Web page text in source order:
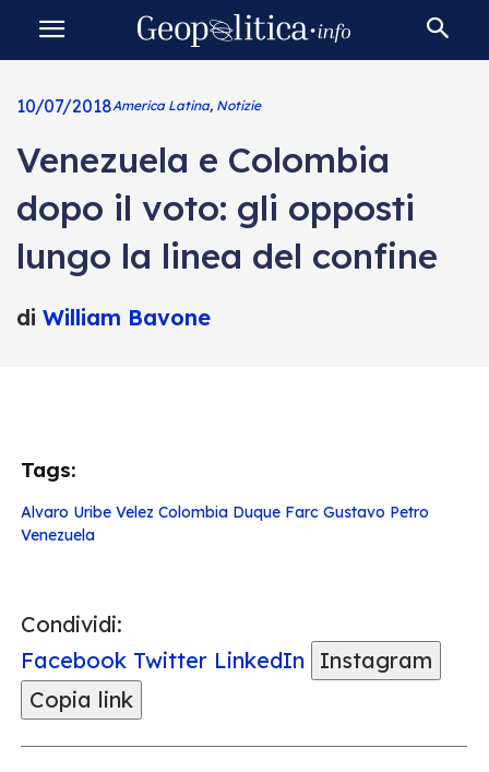
10/07/2018America Latina, Notizie
Venezuela e Colombia
dopo il voto: gli opposti
lungo la linea del confine
di William Bavone
Tags:
Alvaro Uribe Velez Colombia Duque Farc Gustavo Petro
Venezuela
Condividi:
Facebook Twitter LinkedIn
Instagram
Copia link